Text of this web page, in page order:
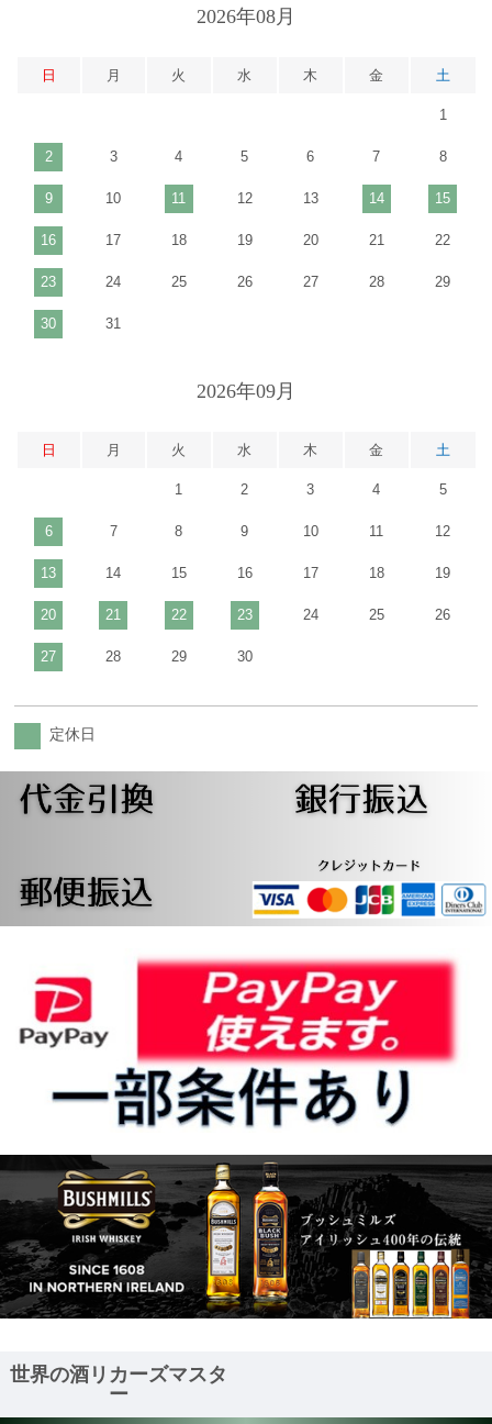
2026年08月
日 月 火 水 木 金 土
1
2 3 4 5 6 7 8
9 10 11 12 13 14 15
16 17 18 19 20 21 22
23 24 25 26 27 28 29
30 31
2026年09月
日 月 火 水 木 金 土
1 2 3 4 5
6 7 8 9 10 11 12
13 14 15 16 17 18 19
20 21 22 23 24 25 26
27 28 29 30
定休日
世界の酒リカーズマスタ
ー